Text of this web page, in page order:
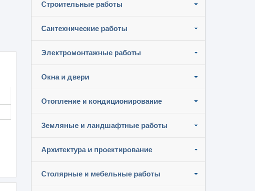
Строительные работы
Сантехнические работы
Электромонтажные работы
Окна и двери
Отопление и кондиционирование
Земляные и ландшафтные работы
Архитектура и проектирование
Столярные и мебельные работы